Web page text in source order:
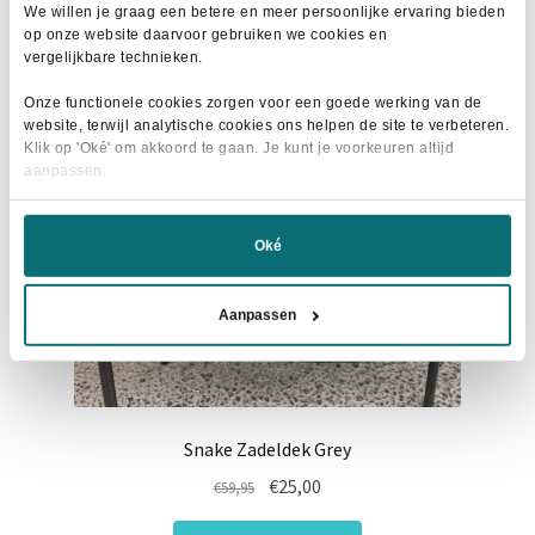
We willen je graag een betere en meer persoonlijke ervaring bieden
op onze website daarvoor gebruiken we cookies en
vergelijkbare technieken.
Onze functionele cookies zorgen voor een goede werking van de
website, terwijl analytische cookies ons helpen de site te verbeteren.
Klik op 'Oké' om akkoord te gaan. Je kunt je voorkeuren altijd
aanpassen.
Oké
Aanpassen
variaties.
Deze
kan
gekozen
op
Snake Zadeldek Grey
- 56%
€59,95
Oorspronkelijke
prijs
€25,00
prijs